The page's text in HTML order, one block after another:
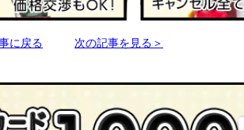
に戻る 次の記事を見る＞